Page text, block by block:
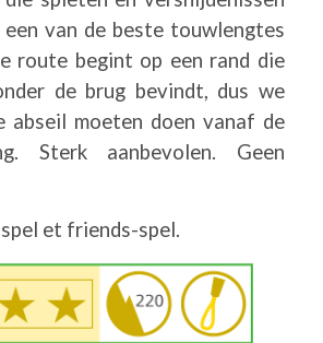
van de beste touwlengtes
route begint op een rand die
de brug bevindt, dus we
abseil moeten doen vanaf de
Sterk aanbevolen. Geen
et friends-spel.